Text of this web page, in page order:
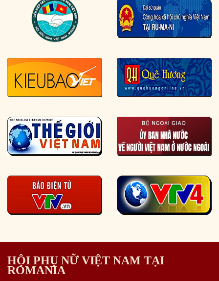
HỘI PHỤ NỮ VIỆT NAM TẠI
ROMANIA